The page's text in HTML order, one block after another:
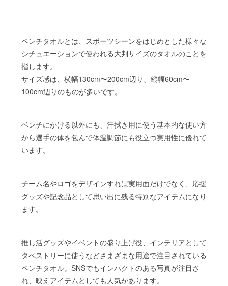
ベンチタオルとは、スポーツシーンをはじめとした様々な
シチュエーションで使われる大判サイズのタオルのことを
指します。
サイズ感は、横幅130cm〜200cm辺り、縦幅60cm〜
100cm辺りのものが多いです。
ベンチにかける以外にも、汗拭き用に使う基本的な使い方
から選手の体を包んで体温調節にも役立つ実用性に優れて
います。
チーム名やロゴをデザインすれば実用面だけでなく、応援
グッズや記念品として思い出に残る特別なアイテムになり
ます。
推し活グッズやイベントの盛り上げ役、インテリアとして
タペストリーに使うなどさまざまな用途で注目されている
ベンチタオル。SNSでもインパクトのある写真が注目さ
れ、映えアイテムとしても人気があります。